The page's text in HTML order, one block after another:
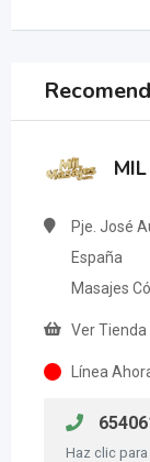
Pje. José
España
Masajes
Ver Tienda
Línea
Haz clic